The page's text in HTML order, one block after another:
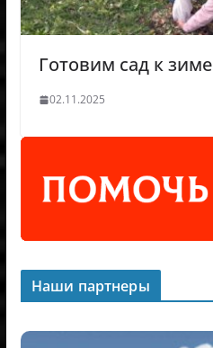
Готовим сад к зиме
02.11.2025
Наши партнеры